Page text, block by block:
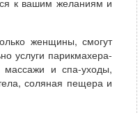
к вашим желаниям и
женщины, смогут
услуги парикмахера-
массажи и спа-уходы,
соляная пещера и